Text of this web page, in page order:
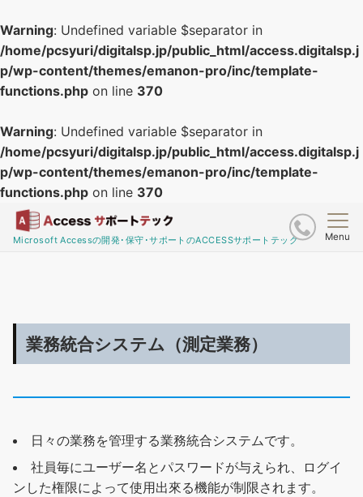
Warning: Undefined variable $separator in
/home/pcsyuri/digitalsp.jp/public_html/access.digitalsp.j
p/wp-content/themes/emanon-pro/inc/template-
functions.php on line 370
Warning: Undefined variable $separator in
/home/pcsyuri/digitalsp.jp/public_html/access.digitalsp.j
p/wp-content/themes/emanon-pro/inc/template-
functions.php on line 370
Microsoft Accessの開発･保守･サポートのACCESSサポートテック Menu
業務統合システム（測定業務）
日々の業務を管理する業務統合システムです。
社員毎にユーザー名とパスワードが与えられ、ログイ
ンした権限によって使用出來る機能が制限されます。